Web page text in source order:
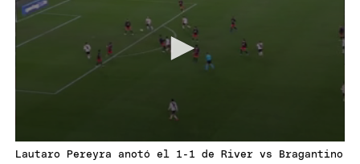
Lautaro Pereyra anotó el 1-1 de River vs Bragantino